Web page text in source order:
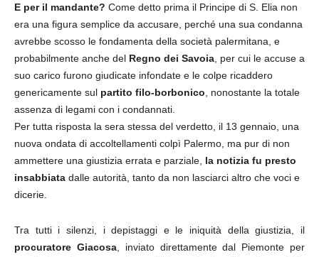
E per il mandante? Come detto prima il Principe di S. Elia non
era una figura semplice da accusare, perché una sua condanna
avrebbe scosso le fondamenta della società palermitana, e
probabilmente anche del Regno dei Savoia , per cui le accuse a
suo carico furono giudicate infondate e le colpe ricaddero
genericamente sul partito filo-borbonico , nonostante la totale
assenza di legami con i condannati.
Per tutta risposta la sera stessa del verdetto, il 13 gennaio, una
nuova ondata di accoltellamenti colpì Palermo, ma pur di non
ammettere una giustizia errata e parziale, la notizia fu presto
insabbiata dalle autorità, tanto da non lasciarci altro che voci e
dicerie.
Tra tutti i silenzi, i depistaggi e le iniquità della giustizia, il
procuratore Giacosa, inviato direttamente dal Piemonte per